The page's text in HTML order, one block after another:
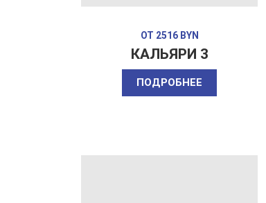
ОТ 2516 BYN
КАЛЬЯРИ 3
ПОДРОБНЕЕ